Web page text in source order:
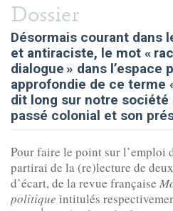
Dossier
Désormais courant dans
et antiraciste, le mot «
dialogue » dans l’espace
approfondie de ce terme
dit long sur notre société
passé colonial et son
Pour faire le point sur l’emploi
partirai de la (re)lecture de
d’écart, de la revue française
politique intitulés